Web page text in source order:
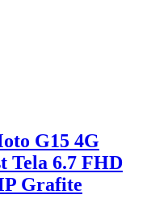
G15 4G
Tela 6.7 FHD
Grafite